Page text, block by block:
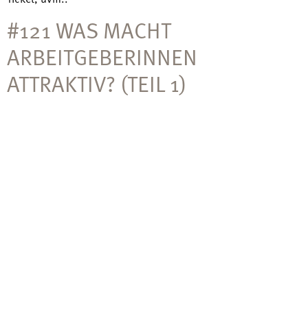
#121 WAS MACHT
ARBEITGEBERINNEN
ATTRAKTIV? (TEIL 1)